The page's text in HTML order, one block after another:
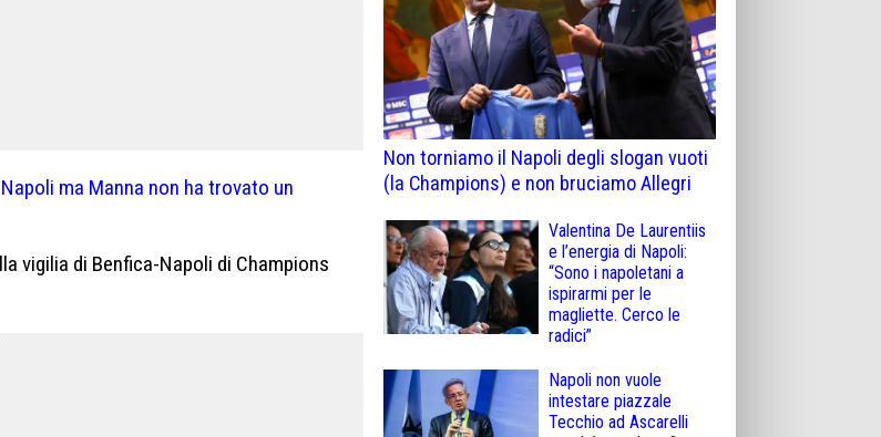
ma Manna non ha trovato un
vigilia di Benfica-Napoli di Champions
Non torniamo il Napoli degli slogan vuoti
(la Champions) e non bruciamo Allegri
Valentina De Laurentiis
e l’energia di Napoli:
“Sono i napoletani a
ispirarmi per le
magliette. Cerco le
radici”
Napoli non vuole
intestare piazzale
Tecchio ad Ascarelli